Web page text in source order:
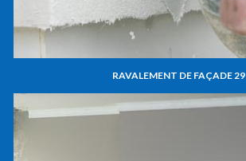
RAVALEMENT DE FAÇADE 29